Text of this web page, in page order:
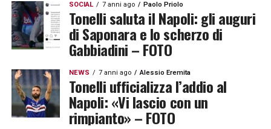
SOCIAL 7 anni ago Paolo Priolo
Tonelli saluta il Napoli: gli auguri
di Saponara e lo scherzo di
Gabbiadini – FOTO
NEWS 7 anni ago Alessio Eremita
Tonelli ufficializza l’addio al
Napoli: «Vi lascio con un
rimpianto» – FOTO